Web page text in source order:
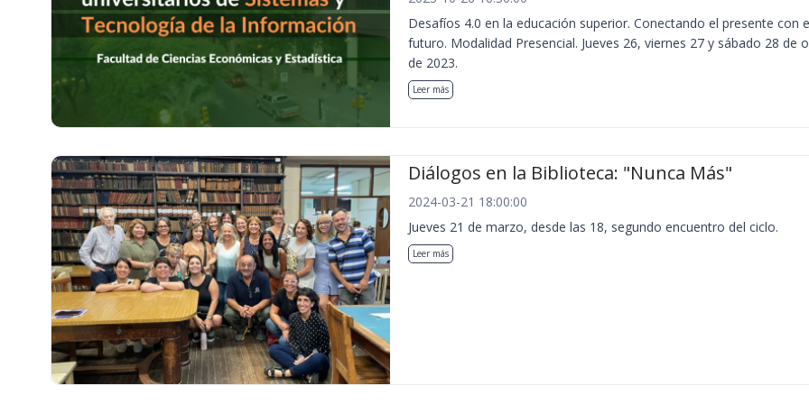
Desafíos 4.0 en la educación superior. Conectando el presente con
futuro. Modalidad Presencial. Jueves 26, viernes 27 y sábado 28 de
de 2023.
Leer más
Diálogos en la Biblioteca: "Nunca Más"
2024-03-21 18:00:00
Jueves 21 de marzo, desde las 18, segundo encuentro del ciclo.
Leer más